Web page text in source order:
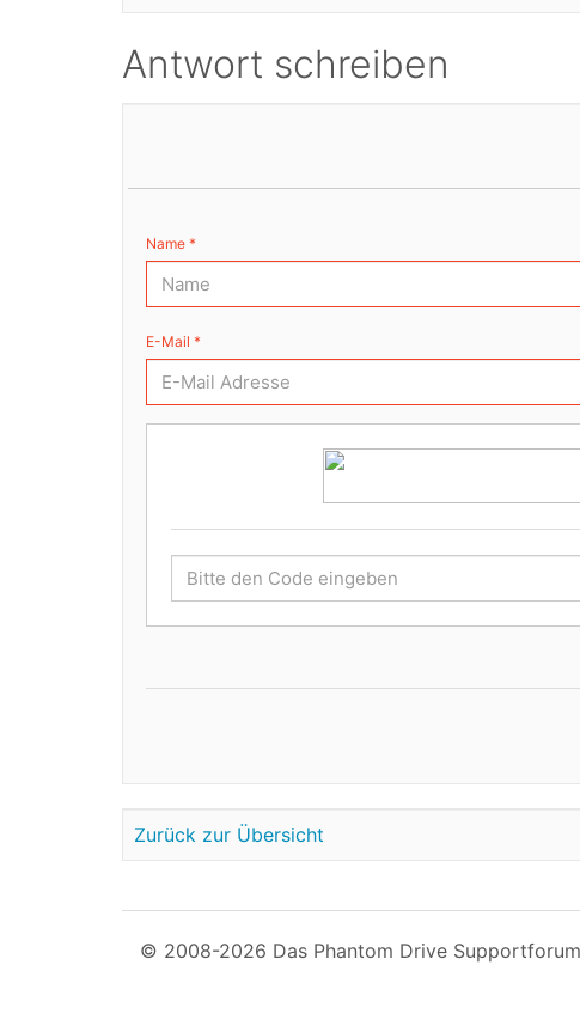
Antwort schreiben
Name *
E-Mail *
Zurück zur Übersicht
© 2008-2026 Das Phantom Drive Supportforum